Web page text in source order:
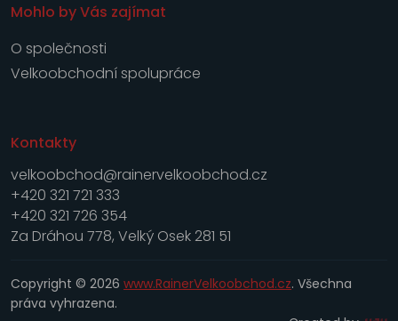
Mohlo by Vás zajímat
O společnosti
Velkoobchodní spolupráce
Kontakty
velkoobchod@rainervelkoobchod.cz
+420 321 721 333
+420 321 726 354
Za Dráhou 778, Velký Osek 281 51
Copyright © 2026 www.RainerVelkoobchod.cz. Všechna
práva vyhrazena.